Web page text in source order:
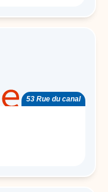
53 Rue du canal